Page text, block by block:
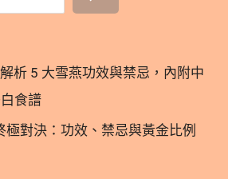
選擇：看懂 AAFCO 貓罐頭的營
性：輕鬆分辨 AAFCO 主食罐與
選最適合的專屬飲食 13.
NRC 三大營養標準 常見問題 FAQ
官方的政府認證機構嗎？ Q2：只
標準，就代表這是最完美
FEDIAF 規範有什麼特別之處？
析 5 大雪燕功效與禁忌，內附中
食譜
極對決：功效、禁忌與黃金比例